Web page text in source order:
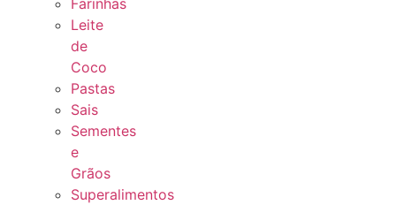
Leite
de
Coco
Pastas
Sais
Sementes
e
Grãos
Superalimentos